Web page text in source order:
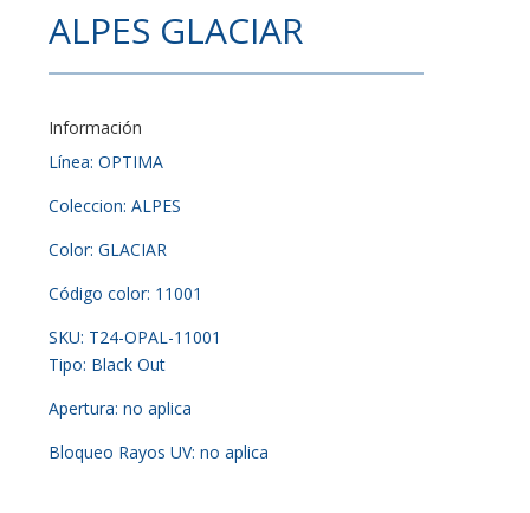
ALPES GLACIAR
Información
Línea: OPTIMA
Coleccion: ALPES
Color: GLACIAR
Código color: 11001
SKU: T24-OPAL-11001
Tipo: Black Out
Apertura: no aplica
Bloqueo Rayos UV: no aplica